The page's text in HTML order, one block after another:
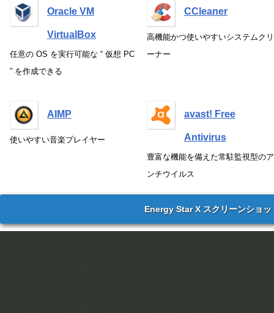
Oracle VM
VirtualBox
任意の OS を実行可能な “ 仮想 PC
” を作成できる
CCleaner
高機能かつ使いやすいシステムクリ
ーナー
AIMP
使いやすい音楽プレイヤー
avast! Free
Antivirus
豊富な機能を備えた常駐監視型のア
ンチウイルス
Energy Star X スクリーンショッ